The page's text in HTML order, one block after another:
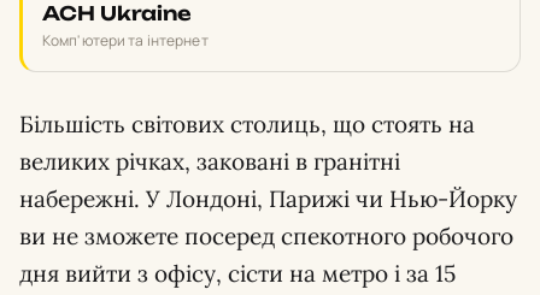
ACH Ukraine
Комп'ютери та інтернет
Більшість світових столиць, що стоять на
великих річках, заковані в гранітні
набережні. У Лондоні, Парижі чи Нью-Йорку
ви не зможете посеред спекотного робочого
дня вийти з офісу, сісти на метро і за 15